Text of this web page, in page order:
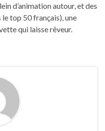
d’animation autour, et des
le top 50 français), une
qui laisse rêveur.